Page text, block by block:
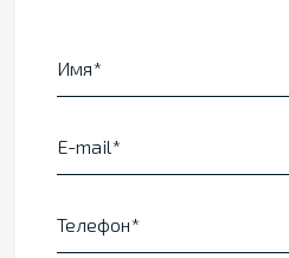
Имя
E-mail
Телефон